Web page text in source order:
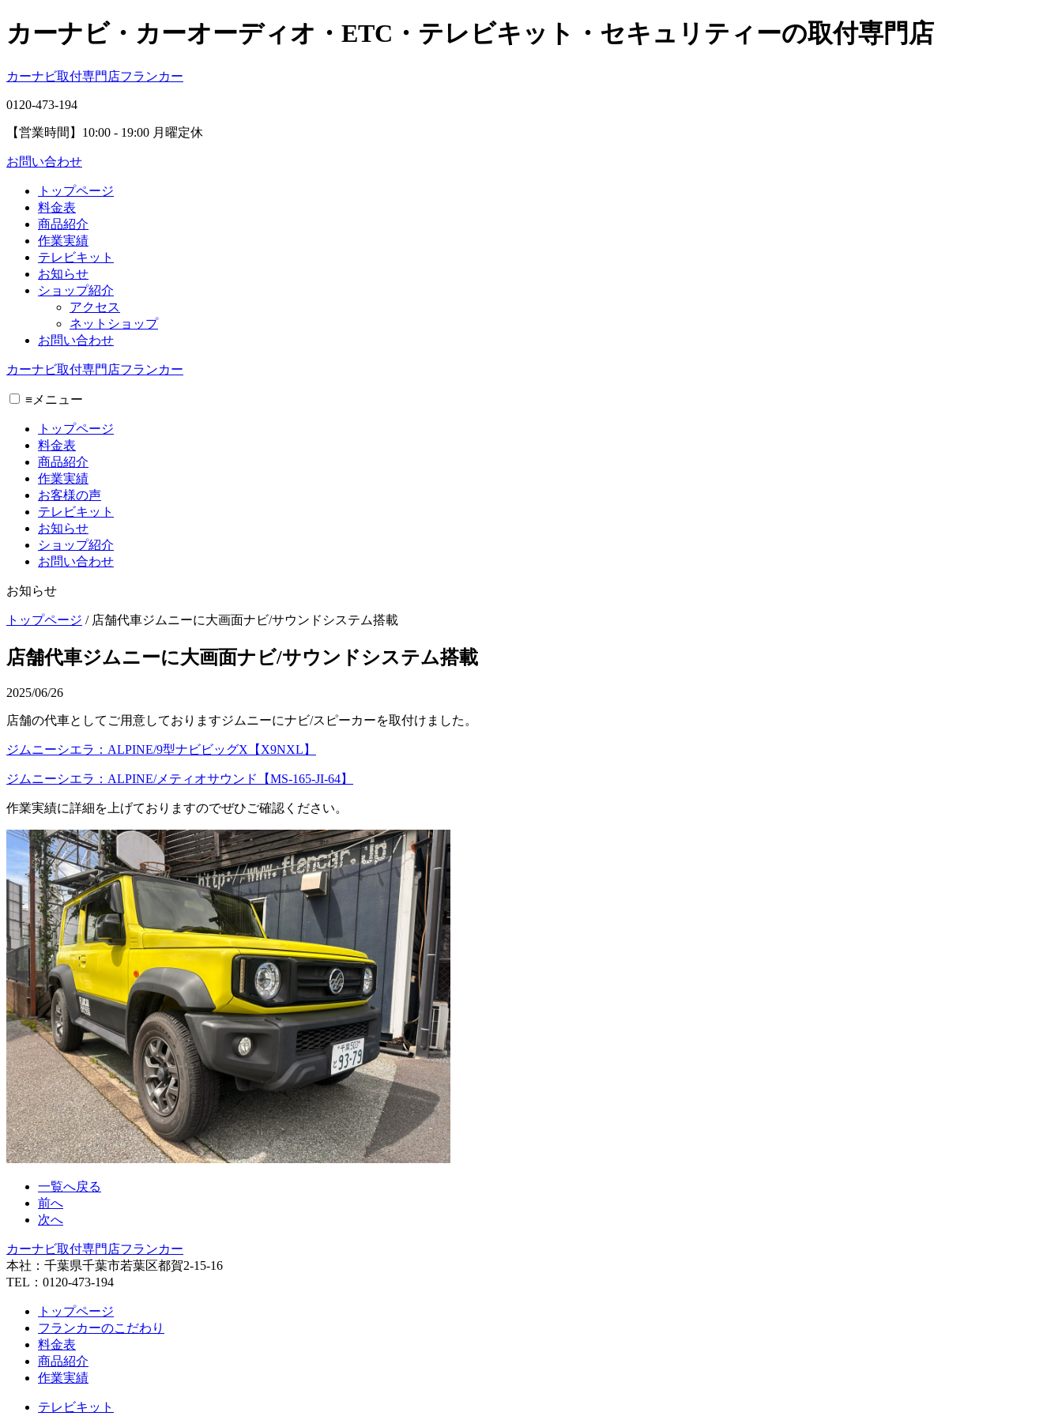
カーナビ・カーオーディオ・ETC・テレビキット・セキュリティーの取付専門店
カーナビ取付専⾨店フランカー
0120-473-194
【営業時間】 10:00 - 19:00 月曜定休
お問い合わせ
トップページ
料金表
商品紹介
作業実績
テレビキット
お知らせ
ショップ紹介
アクセス
ネットショップ
お問い合わせ
カーナビ取付専⾨店フランカー
≡ メニュー
トップページ
料金表
商品紹介
作業実績
お客様の声
テレビキット
お知らせ
ショップ紹介
お問い合わせ
お知らせ
トップページ / 店舗代車ジムニーに大画面ナビ/サウンドシステム搭載
店舗代車ジムニーに大画面ナビ/サウンドシステム搭載
2025/06/26
店舗の代車としてご用意しておりますジムニーにナビ/スピーカーを取付けました。
ジムニーシエラ：ALPINE/9型ナビビッグX【X9NXL】
ジムニーシエラ：ALPINE/メティオサウンド【MS-165-JI-64】
作業実績に詳細を上げておりますのでぜひご確認ください。
一覧へ戻る
前へ
次へ
カーナビ取付専⾨店フランカー
本社：千葉県千葉市若葉区都賀2-15-16
TEL：0120-473-194
トップページ
フランカーのこだわり
料金表
商品紹介
作業実績
テレビキット